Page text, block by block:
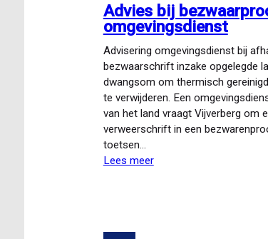
Advies bij
omgevingsdienst
Advisering omgevingsdienst bij
bezwaarschrift inzake opgelegde
dwangsom om thermisch
te verwijderen. Een
van het land vraagt Vijverberg om
verweerschrift in een
toetsen…
Lees meerover